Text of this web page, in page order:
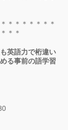
＊＊＊＊＊＊＊
＊＊
英語力で桁違い
る事前の語学習